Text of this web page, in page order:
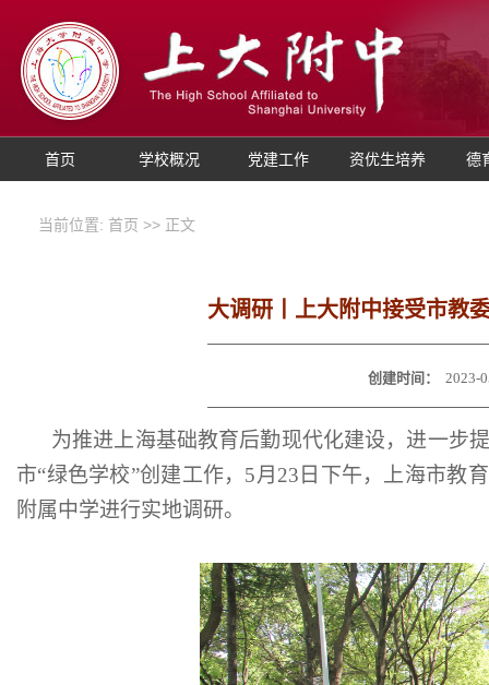
首页 学校概况 党建工作 资优生培养 德
当前位置: 首页 >> 正文
大调研丨上大附中接受市教
创建时间： 2023-
为推进上海基础教育后勤现代化建设，进一步
市“绿色学校”创建工作，5月23日下午，上海市教
附属中学进行实地调研。